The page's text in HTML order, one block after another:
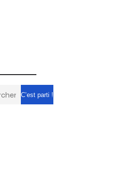
C’est parti !